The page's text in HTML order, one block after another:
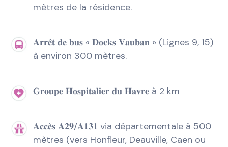
mètres de la résidence.
𝐀𝐫𝐫𝐞̂𝐭 𝐝𝐞 𝐛𝐮𝐬 « 𝐃𝐨𝐜𝐤𝐬 𝐕𝐚𝐮𝐛𝐚𝐧 » (Lignes 9, 15)
à environ 300 mètres.
𝐆𝐫𝐨𝐮𝐩𝐞 𝐇𝐨𝐬𝐩𝐢𝐭𝐚𝐥𝐢𝐞𝐫 𝐝𝐮 𝐇𝐚𝐯𝐫𝐞 à 2 km
𝐀𝐜𝐜𝐞̀𝐬 𝐀𝟐𝟗/𝐀𝟏𝟑𝟏 via départementale à 500
mètres (vers Honfleur, Deauville, Caen ou